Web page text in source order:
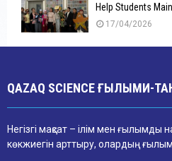
Help Students
17/04/2026
QAZAQ SCIENCE
Негізгі мақсат – ілім мен
көкжиегін арттыру, олардың